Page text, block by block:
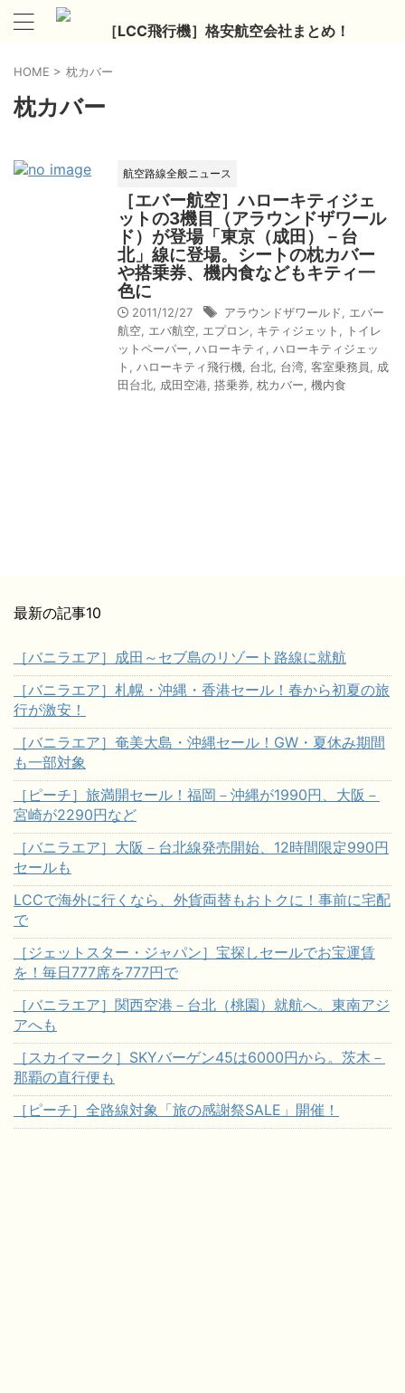
［LCC飛行機］格安航空会社まとめ！
HOME > 枕カバー
枕カバー
航空路線全般ニュース
［エバー航空］ハローキティジェ
ットの3機目（アラウンドザワール
ド）が登場「東京（成田）－台
北」線に登場。シートの枕カバー
や搭乗券、機内食などもキティ一
色に
2011/12/27 アラウンドザワールド
エバー
航空
エバ航空 エプロン キティジェット
トイレ
ットペーパー ハローキティ
ハローキティジェッ
ト
ハローキティ飛行機 台北 台湾 客室乗務員
成
田台北 成田空港 搭乗券 枕カバー 機内食
最新の記事10
［バニラエア］成田～セブ島のリゾート路線に就航
［バニラエア］札幌・沖縄・香港セール！春から初夏の旅
行が激安！
［バニラエア］奄美大島・沖縄セール！GW・夏休み期間
も一部対象
［ピーチ］旅満開セール！福岡－沖縄が1990円、大阪－
宮崎が2290円など
［バニラエア］大阪－台北線発売開始、12時間限定990円
セールも
LCCで海外に行くなら、外貨両替もおトクに！事前に宅配
で
［ジェットスター・ジャパン］宝探しセールでお宝運賃
を！毎日777席を777円で
［バニラエア］関西空港－台北（桃園）就航へ。東南アジ
アへも
［スカイマーク］SKYバーゲン45は6000円から。茨木－
那覇の直行便も
［ピーチ］全路線対象「旅の感謝祭SALE」開催！